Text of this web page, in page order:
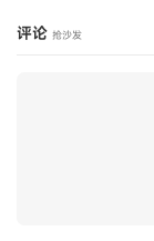
评论 抢沙发